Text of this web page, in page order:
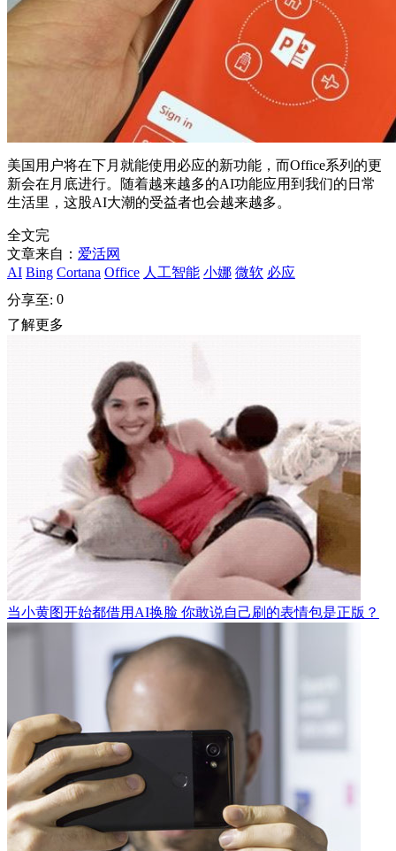
美国用户将在下月就能使用必应的新功能，而Office系列的更
新会在月底进行。随着越来越多的AI功能应用到我们的日常
生活里，这股AI大潮的受益者也会越来越多。
全文完
文章来自： 爱活网
AI Bing Cortana Office 人工智能 小娜 微软 必应
分享至: 0
了解更多
当小黄图开始都借用AI换脸 你敢说自己刷的表情包是正版？